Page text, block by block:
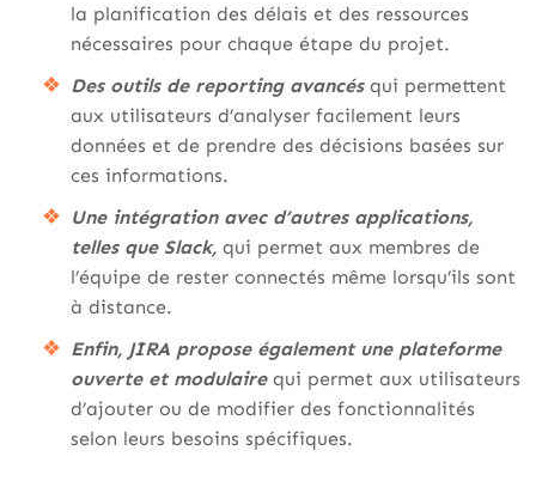
la planification des délais et des ressources
nécessaires pour chaque étape du projet.
Des outils de reporting avancés qui permettent
aux utilisateurs d’analyser facilement leurs
données et de prendre des décisions basées sur
ces informations.
Une intégration avec d’autres applications,
telles que Slack, qui permet aux membres de
l’équipe de rester connectés même lorsqu’ils sont
à distance.
Enfin, JIRA propose également une plateforme
ouverte et modulaire qui permet aux utilisateurs
d’ajouter ou de modifier des fonctionnalités
selon leurs besoins spécifiques.